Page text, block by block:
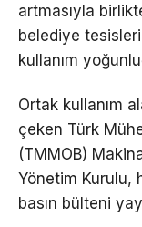
artmasıyla
belediye
kullanım
Ortak kullanım
çeken Türk
(TMMOB)
Yönetim Kurulu,
basın bülteni